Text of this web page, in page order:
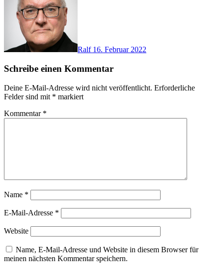
Ralf 16. Februar 2022
Schreibe einen Kommentar
Deine E-Mail-Adresse wird nicht veröffentlicht. Erforderliche
Felder sind mit * markiert
Kommentar *
Name *
E-Mail-Adresse *
Website
Name, E-Mail-Adresse und Website in diesem Browser für
meinen nächsten Kommentar speichern.